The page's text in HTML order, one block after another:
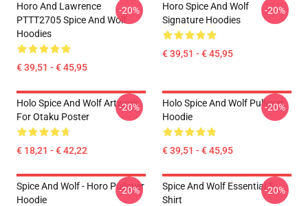
Horo And Lawrence
PTTT2705 Spice And Wolf
Hoodies
€ 39,51 - € 45,95
-20%
Horo Spice And Wolf
Signature Hoodies
€ 39,51 - € 45,95
-20%
Holo Spice And Wolf Artwork
For Otaku Poster
€ 18,21 - € 42,22
-20%
Holo Spice And Wolf Pullover
Hoodie
€ 39,51 - € 45,95
-20%
Spice And Wolf - Horo Pullover
Hoodie
-20%
Spice And Wolf Essential T-
Shirt
-20%